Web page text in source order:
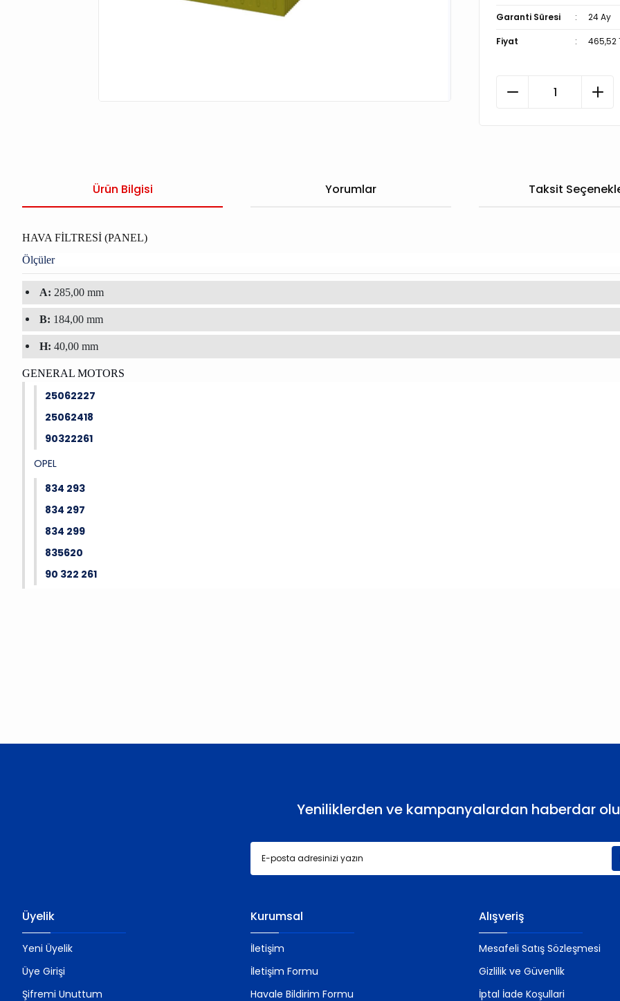
Garanti Süresi 24 Ay
Fiyat 465,52
Ürün Bilgisi Yorumlar Taksit
HAVA FİLTRESİ (PANEL)
Ölçüler
A: 285,00 mm
B: 184,00 mm
H: 40,00 mm
GENERAL MOTORS
25062227
25062418
90322261
OPEL
834 293
834 297
834 299
835620
90 322 261
Ürün bilgilerinde hatalar bulunuyor.
Gönder
Yeniliklerden ve kampanyalardan haberdar
Üyelik
Yeni Üyelik
Üye Girişi
Şifremi Unuttum
Kurumsal
İletişim
İletişim Formu
Havale Bildirim Formu
Alışveriş
Mesafeli Satış Sözleşmesi
Gizlilik ve Güvenlik
İptal İade Koşullari